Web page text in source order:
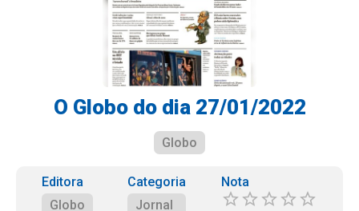
O Globo do dia 27/01/2022
Globo
Editora
Globo
Categoria
Jornal
Nota